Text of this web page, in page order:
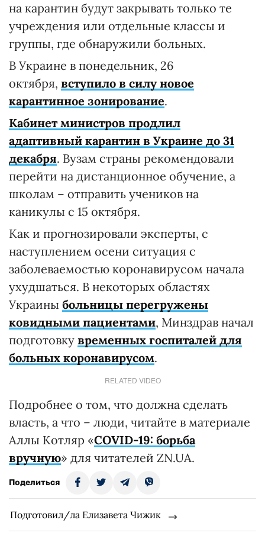
на карантин будут закрывать только те
учреждения или отдельные классы и
группы, где обнаружили больных.
В Украине в понедельник, 26
октября, вступило в силу новое
карантинное зонирование.
Кабинет министров продлил
адаптивный карантин в Украине до 31
декабря. Вузам страны рекомендовали
перейти на дистанционное обучение, а
школам – отправить учеников на
каникулы с 15 октября.
Как и прогнозировали эксперты, с
наступлением осени ситуация с
заболеваемостью коронавирусом начала
ухудшаться. В некоторых областях
Украины больницы перегружены
ковидными пациентами, Минздрав начал
подготовку временных госпиталей для
больных коронавирусом.
RELATED VIDEO
Подробнее о том, что должна сделать
власть, а что – люди, читайте в материале
Аллы Котляр «COVID-19: борьба
вручную» для читателей ZN.UA.
Поделиться
Подготовил/ла Елизавета Чижик